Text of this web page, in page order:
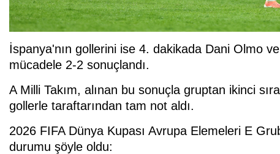
İspanya'nın gollerini ise 4. dakikada Dani Olmo
mücadele 2-2 sonuçlandı.
A Milli Takım, alınan bu sonuçla gruptan ikinci
gollerle taraftarından tam not aldı.
2026 FIFA Dünya Kupası Avrupa Elemeleri E
durumu şöyle oldu: